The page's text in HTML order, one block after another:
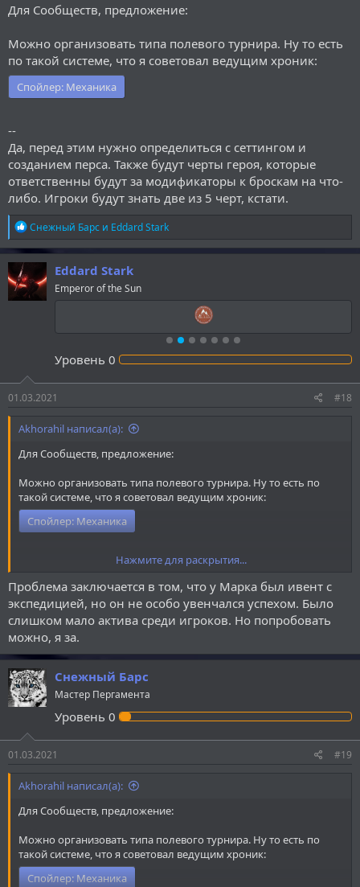
использовать.
ними, а не только с начислениями баллов за участие в
проектах и развитии форума.
3) Для большинства идей для соревнования между кланами
нужны людэки, людэков мало. Нужно ждать, благо динамика
положительная (вроде).
Вот такие пироги...
Для Сообществ, предложение:
Можно организовать типа полевого турнира. Ну то есть
по такой системе, что я советовал ведущим хроник:
Спойлер: Механика
--
Да, перед этим нужно определиться с сеттингом и
созданием перса. Также будут черты героя, которые
ответственны будут за модификаторы к броскам на что-
либо. Игроки будут знать две из 5 черт, кстати.
Р
е
а
к
ц
и
и
Снежный Барс и Eddard Stark
Eddard Stark
Emperor of the Sun
Уровень 0
01.03.2021 #18
Akhorahil написал(а):
Для Сообществ, предложение:
Можно организовать типа полевого турнира. Ну то есть по
такой системе, что я советовал ведущим хроник:
Спойлер:Механика
перса. Также будут черты героя, которые ответственны будут за
модификаторы к броскам на что-либо. Игроки будут знать две
из 5 черт, кстати.
Нажмите для раскрытия...
Проблема заключается в том, что у Марка был ивент с
экспедицией, но он не особо увенчался успехом. Было
слишком мало актива среди игроков. Но попробовать
можно, я за.
Снежный Барс
Мастер Пергамента
Уровень 0
01.03.2021 #19
Akhorahil написал(а):
Для Сообществ, предложение:
Можно организовать типа полевого турнира. Ну то есть по
такой системе, что я советовал ведущим хроник:
Спойлер:Механика